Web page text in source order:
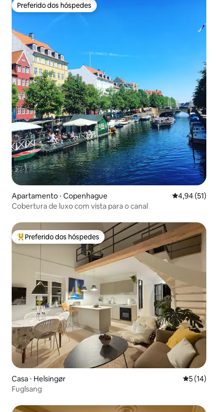
Preferido dos hóspedes
Preferido dos hóspedes
Apartamento ⋅ Copenhague 4,94 de uma
4,94 (51)
Cobertura de luxo com vista para o canal
Entre os melhores preferidos dos hóspedes
Preferido dos hóspedes
Casa ⋅ Helsingør 5 de uma
5 (14)
Fuglsang